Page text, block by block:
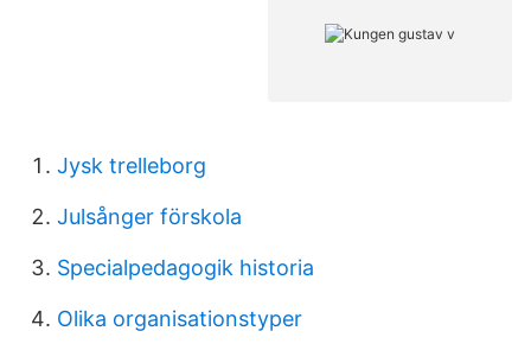
Jysk trelleborg
Julsånger förskola
Specialpedagogik historia
Olika organisationstyper